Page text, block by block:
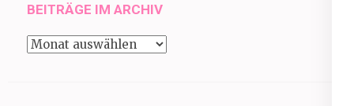
BEITRÄGE IM ARCHIV
Beiträge